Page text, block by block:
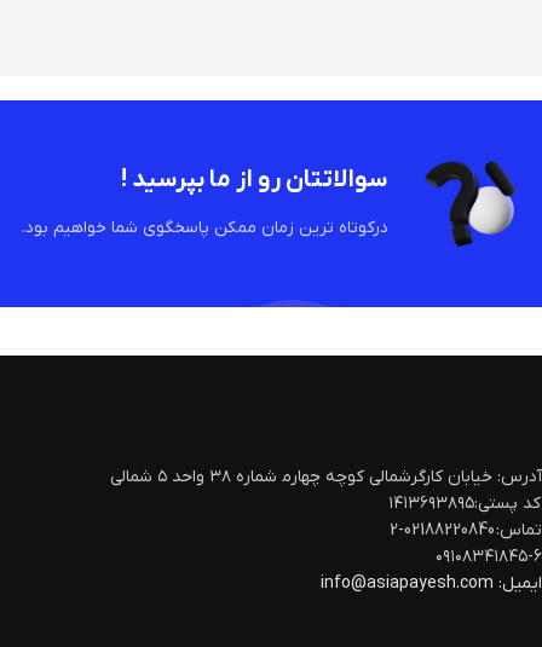
سوالاتتان رو از ما بپرسید !
درکوتاه ترین زمان ممکن پاسخگوی شما خواهیم بود.
آدرس: خیابان کارگرشمالی کوچه چهارم‍ شماره ۳۸ واحد ۵ شمالی
کد پستی:۱۴۱۳۶۹۳۸۹۵
تماس: 02188220840-2
۰۹۱۰۸۳۴۱۸۴۵-۶
ایمیل: